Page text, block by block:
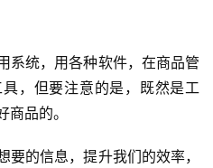
系统，用各种软件，在商品管
，但要注意的是，既然是工
品的。
的信息，提升我们的效率，